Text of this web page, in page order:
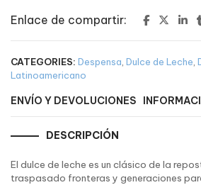
Enlace de compartir:
CATEGORIES: Despensa Dulce de Leche
Latinoamericano
ENVÍO Y DEVOLUCIONES
DESCRIPCIÓN
El dulce de leche es un clásico de la
traspasado fronteras y generaciones